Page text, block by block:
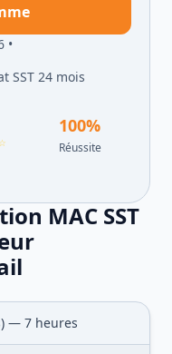
•
SST 24 mois
100%
Réussite
MAC SST
— 7 heures